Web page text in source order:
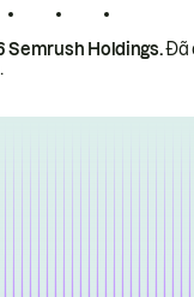
Semrush Holdings.Đã